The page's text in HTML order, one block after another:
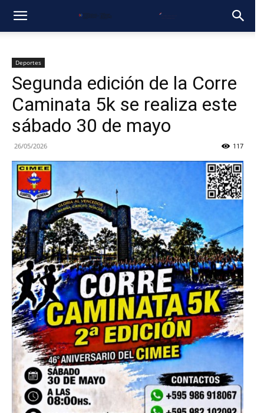
Deportes
Segunda edición de la Corre
Caminata 5k se realiza este
sábado 30 de mayo
26/05/2026 117